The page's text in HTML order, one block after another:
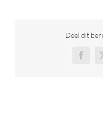
Deel dit